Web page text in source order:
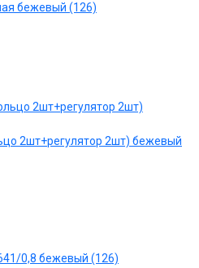
бежевый (126)
2шт+регулятор 2шт) бежевый